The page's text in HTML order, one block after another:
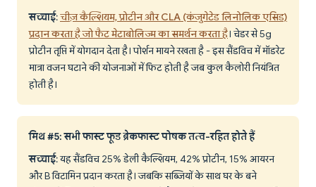
सच्चाई:चीज़ कैल्शियम, प्रोटीन और CLA (कंजुगेटेड लिनोलिक एसिड)
प्रदान करता है जो फैट मेटाबोलिज्म का समर्थन करता है। चेडर से 5g
प्रोटीन तृप्ति में योगदान देता है। पोर्शन मायने रखता है - इस सैंडविच में मॉडरेट
मात्रा वजन घटाने की योजनाओं में फिट होती है जब कुल कैलोरी नियंत्रित
होती है।
मिथ #5: सभी फास्ट फूड ब्रेकफास्ट पोषक तत्व-रहित होते हैं
सच्चाई: यह सैंडविच 25% डेली कैल्शियम, 42% प्रोटीन, 15% आयरन
और B विटामिन प्रदान करता है। जबकि सब्जियों के साथ घर के बने